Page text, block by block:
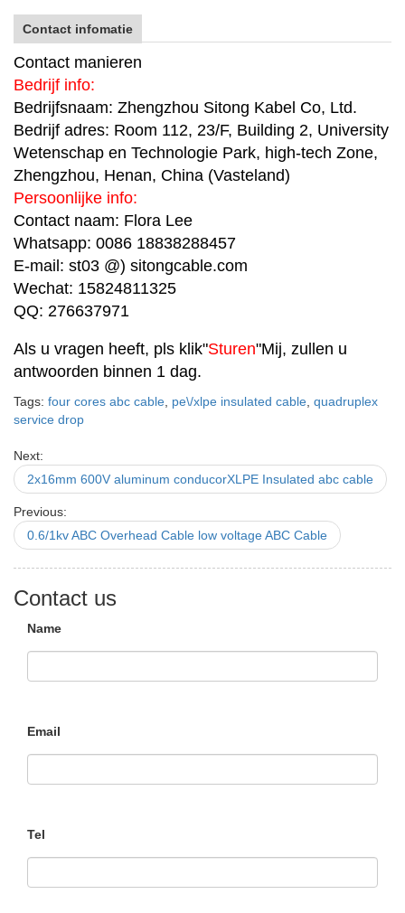
Contact infomatie
Contact manieren
Bedrijf info:
Bedrijfsnaam: Zhengzhou Sitong Kabel Co, Ltd.
Bedrijf adres: Room 112, 23/F, Building 2, University
Wetenschap en Technologie Park, high-tech Zone,
Zhengzhou, Henan, China (Vasteland)
Persoonlijke info:
Contact naam: Flora Lee
Whatsapp: 0086 18838288457
E-mail: st03 @) sitongcable.com
Wechat: 15824811325
QQ: 276637971
Als u vragen heeft, pls klik"Sturen"Mij, zullen u
antwoorden binnen 1 dag.
Tags: four cores abc cable pe\/xlpe insulated cable quadruplex
service drop
Next:
2x16mm 600V aluminum conducorXLPE Insulated abc cable
Previous:
0.6/1kv ABC Overhead Cable low voltage ABC Cable
Contact us
Name
Email
Tel